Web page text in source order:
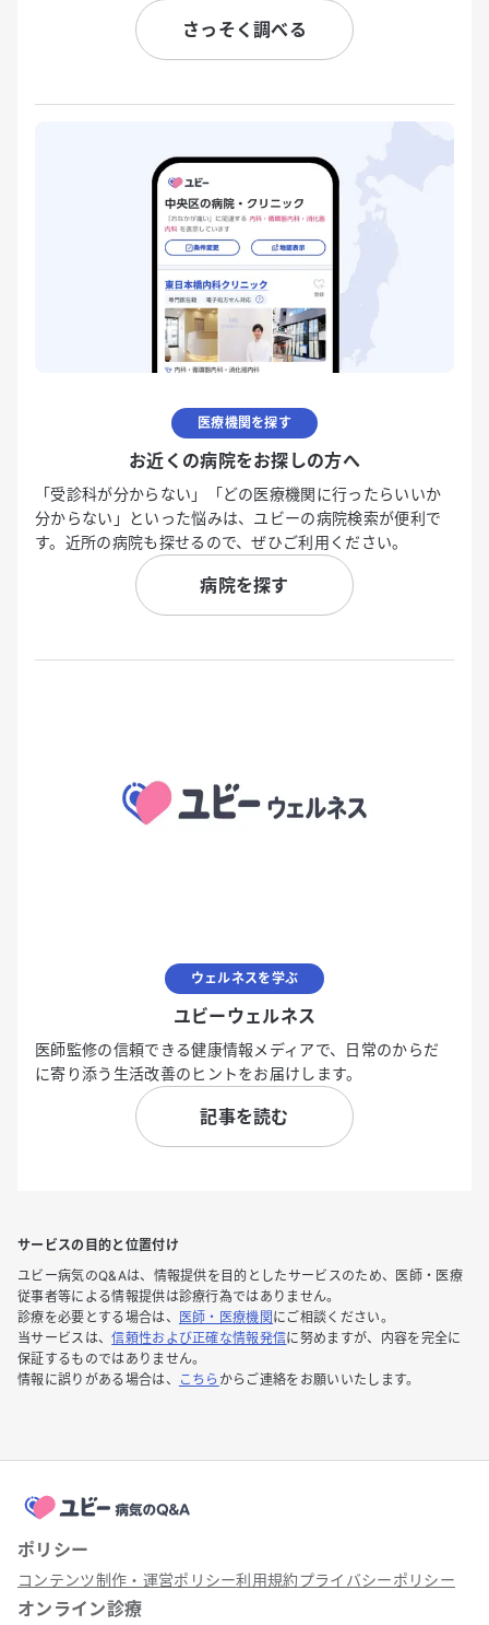
さっそく調べる
医療機関を探す
お近くの病院をお探しの方へ
「受診科が分からない」「どの医療機関に行ったらいいか
分からない」といった悩みは、ユビーの病院検索が便利で
す。近所の病院も探せるので、ぜひご利用ください。
病院を探す
ウェルネスを学ぶ
ユビーウェルネス
医師監修の信頼できる健康情報メディアで、日常のからだ
に寄り添う生活改善のヒントをお届けします。
記事を読む
サービスの目的と位置付け
ユビー病気のQ&Aは、情報提供を目的としたサービスのため、医師・医療
従事者等による情報提供は診療行為ではありません。
診療を必要とする場合は、
医師・医療機関 にご相談ください。
当サービスは、信頼性および正確な情報発信に努めますが、内容を完全に
保証するものではありません。
情報に誤りがある場合は、
こちら からご連絡をお願いいたします。
ポリシー
コンテンツ制作・運営ポリシー利用規約プライバシーポリシー
オンライン診療